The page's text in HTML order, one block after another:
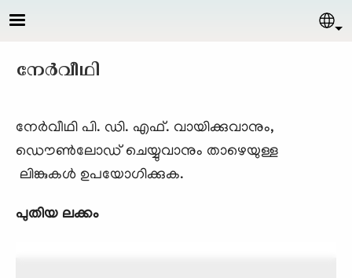
Skip to main content
നേര്‍വീഥി
നേര്‍വീഥി പി. ഡി. എഫ്. വായിക്കുവാനും,
ഡൌണ്‍ലോഡ് ചെയ്യുവാനും താഴെയുള്ള
ലിങ്കുകള്‍ ഉപയോഗിക്കുക.
പുതിയ ലക്കം